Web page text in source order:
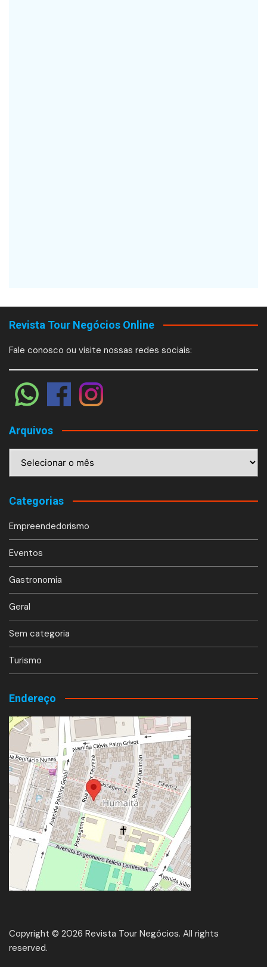
Revista Tour Negócios Online
Fale conosco ou visite nossas redes sociais:
Arquivos
Categorias
Empreendedorismo
Eventos
Gastronomia
Geral
Sem categoria
Turismo
Endereço
Copyright © 2026 Revista Tour Negócios. All rights
reserved.